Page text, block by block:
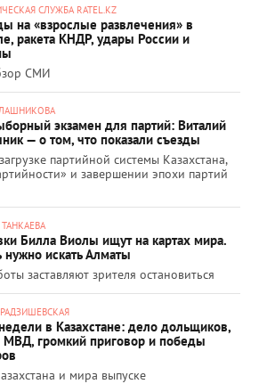
СЛУЖБА RATEL.KZ
на «взрослые развлечения» в
ракета КНДР, удары России и
СМИ
экзамен для партий: Виталий
— о том, что показали съезды
партийной системы Казахстана,
и завершении эпохи партий
Билла Виолы ищут на картах мира.
нужно искать Алматы
заставляют зрителя остановиться
в Казахстане: дело дольщиков,
громкий приговор и победы
и мира выпуске